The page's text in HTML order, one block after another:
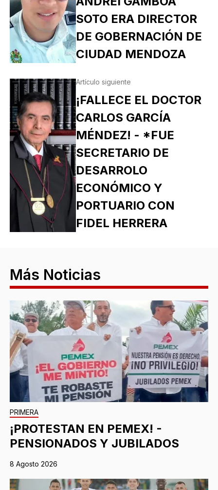
SOTO ERA DIRECTOR
DE GOBERNACIÓN DE
CIUDAD MENDOZA
Artículo siguiente
¡FALLECE EL DOCTOR
CARLOS GARCÍA
MÉNDEZ! - *FUE
SECRETARIO DE
DESARROLO
ECONÓMICO Y
PORTUARIO CON
FIDEL HERRERA
Más Noticias
PRIMERA
¡PROTESTAN EN PEMEX! -
PENSIONADOS Y JUBILADOS
8 Agosto 2026